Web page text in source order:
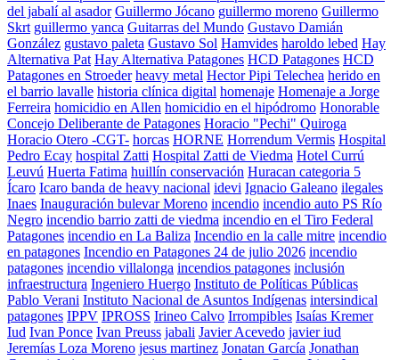
del jabalí al asador Guillermo Jócano guillermo moreno Guillermo
Skrt guillermo yanca Guitarras del Mundo Gustavo Damián
González gustavo paleta Gustavo Sol Hamvides haroldo lebed Hay
Alternativa Pat Hay Alternativa Patagones HCD Patagones HCD
Patagones en Stroeder heavy metal Hector Pipi Telechea herido en
el barrio lavalle historia clínica digital homenaje Homenaje a Jorge
Ferreira homicidio en Allen homicidio en el hipódromo Honorable
Concejo Deliberante de Patagones Horacio "Pechi" Quiroga
Horacio Otero -CGT- horcas HORNE Horrendum Vermis Hospital
Pedro Ecay hospital Zatti Hospital Zatti de Viedma Hotel Currú
Leuvú Huerta Fatima huillín conservación Huracan categoria 5
Ícaro Icaro banda de heavy nacional idevi Ignacio Galeano ilegales
Inaes Inauguración bulevar Moreno incendio incendio auto PS Río
Negro incendio barrio zatti de viedma incendio en el Tiro Federal
Patagones incendio en La Baliza Incendio en la calle mitre incendio
en patagones Incendio en Patagones 24 de julio 2026 incendio
patagones incendio villalonga incendios patagones inclusión
infraestructura Ingeniero Huergo Instituto de Políticas Públicas
Pablo Verani Instituto Nacional de Asuntos Indígenas intersindical
patagones IPPV IPROSS Irineo Calvo Irrompibles Isaías Kremer
Iud Ivan Ponce Ivan Preuss jabali Javier Acevedo javier iud
Jeremías Loza Moreno jesus martinez Jonatan García Jonathan